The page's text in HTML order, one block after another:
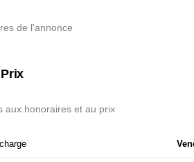
de l'annonce
aux honoraires et au prix